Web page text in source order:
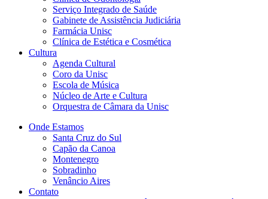
Serviço Integrado de Saúde
Gabinete de Assistência Judiciária
Farmácia Unisc
Clínica de Estética e Cosmética
Cultura
Agenda Cultural
Coro da Unisc
Escola de Música
Núcleo de Arte e Cultura
Orquestra de Câmara da Unisc
Onde Estamos
Santa Cruz do Sul
Capão da Canoa
Montenegro
Sobradinho
Venâncio Aires
Contato